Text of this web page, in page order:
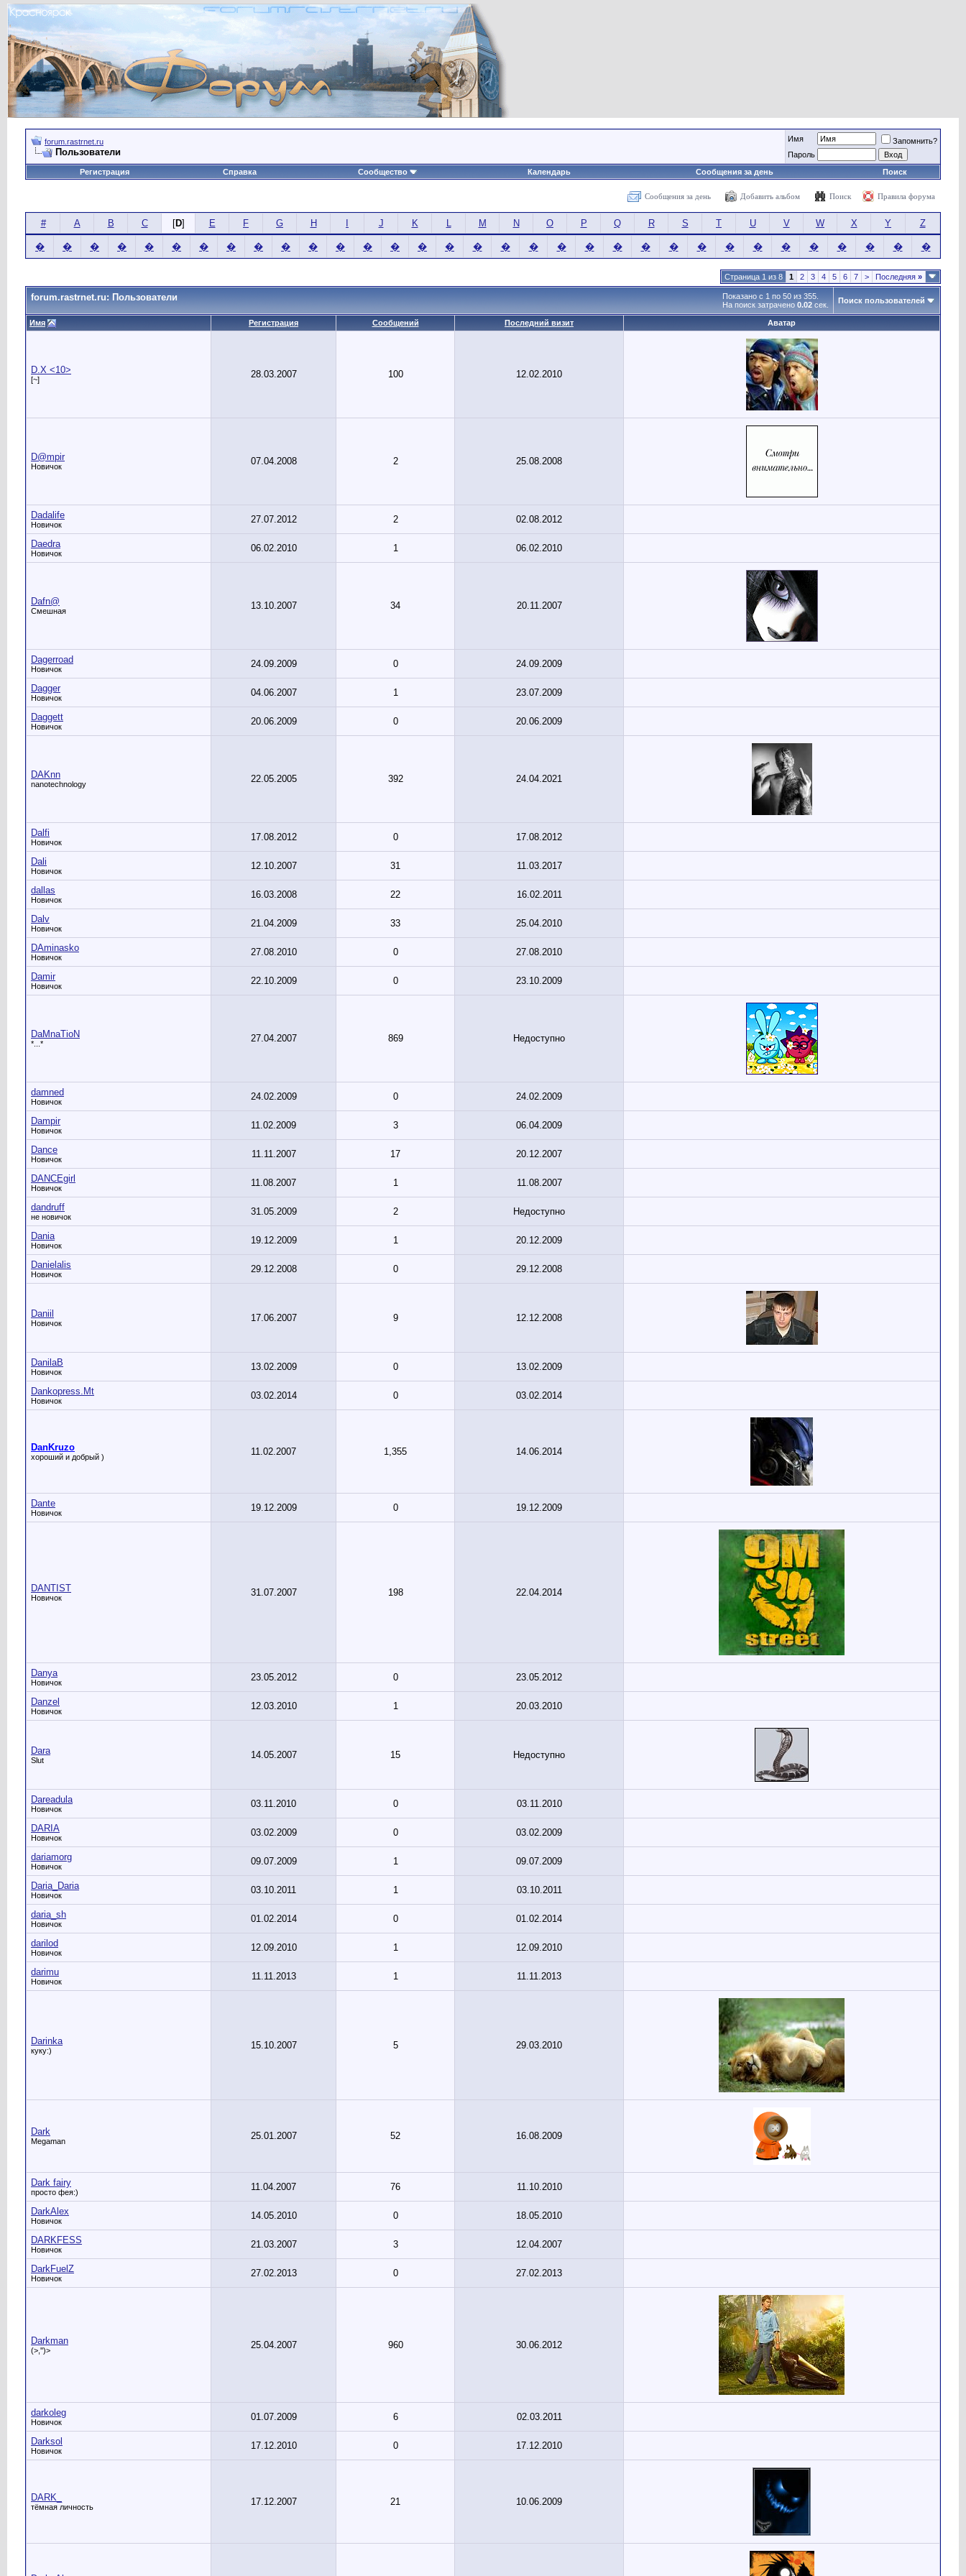
forum.rastrnet.ru
Пользователи
Имя
Запомнить?
Пароль
Регистрация
Справка Сообщество Календарь Сообщения за день Поиск
Сообщения за день Добавить альбом Поиск Правила форума
# A B C [D] E F G H J K L M N O P Q R S T U V W X Y Z
� � � � � � � � � � � � � � � � � � � � � � � � � � � � � � � � �
Страница 1 из 8 1 2 3 4 5 6 7 > Последняя »
Показано с 1 по 50 из 355.
На поиск затрачено 0.02 сек.
forum.rastrnet.ru: Пользователи Поиск пользователей
Имя Регистрация Сообщений Последний визит Аватар
D.X <10>
[~] 28.03.2007 100 12.02.2010
D@mpir
Новичок 07.04.2008 2 25.08.2008
Dadalife
Новичок 27.07.2012 2 02.08.2012
Daedra
Новичок 06.02.2010 1 06.02.2010
Dafn@
Смешная 13.10.2007 34 20.11.2007
Dagerroad
Новичок 24.09.2009 0 24.09.2009
Dagger
Новичок 04.06.2007 1 23.07.2009
Daggett
Новичок 20.06.2009 0 20.06.2009
DAKnn
nanotechnology 22.05.2005 392 24.04.2021
Dalfi
Новичок 17.08.2012 0 17.08.2012
Dali
Новичок 12.10.2007 31 11.03.2017
dallas
Новичок 16.03.2008 22 16.02.2011
Dalv
Новичок 21.04.2009 33 25.04.2010
DAminasko
Новичок 27.08.2010 0 27.08.2010
Damir
Новичок 22.10.2009 0 23.10.2009
DaMnaTioN
*...* 27.04.2007 869 Недоступно
damned
Новичок 24.02.2009 0 24.02.2009
Dampir
Новичок 11.02.2009 3 06.04.2009
Dance
Новичок 11.11.2007 17 20.12.2007
DANCEgirl
Новичок 11.08.2007 1 11.08.2007
dandruff
не новичок 31.05.2009 2 Недоступно
Dania
Новичок 19.12.2009 1 20.12.2009
Danielalis
Новичок 29.12.2008 0 29.12.2008
Daniil
Новичок 17.06.2007 9 12.12.2008
DanilaB
Новичок 13.02.2009 0 13.02.2009
Dankopress.Mt
Новичок 03.02.2014 0 03.02.2014
DanKruzo
хороший и добрый ) 11.02.2007 1,355 14.06.2014
Dante
Новичок 19.12.2009 0 19.12.2009
DANTIST
Новичок 31.07.2007 198 22.04.2014
Danya
Новичок 23.05.2012 0 23.05.2012
Danzel
Новичок 12.03.2010 1 20.03.2010
Dara
Slut 14.05.2007 15 Недоступно
Dareadula
Новичок 03.11.2010 0 03.11.2010
DARIA
Новичок 03.02.2009 0 03.02.2009
dariamorg
Новичок 09.07.2009 1 09.07.2009
Daria_Daria
Новичок 03.10.2011 1 03.10.2011
daria_sh
Новичок 01.02.2014 0 01.02.2014
darilod
Новичок 12.09.2010 1 12.09.2010
darimu
Новичок 11.11.2013 1 11.11.2013
Darinka
куку:) 15.10.2007 5 29.03.2010
Dark
Megaman 25.01.2007 52 16.08.2009
Dark fairy
просто фея:) 11.04.2007 76 11.10.2010
DarkAlex
Новичок 14.05.2010 0 18.05.2010
DARKFESS
Новичок 21.03.2007 3 12.04.2007
DarkFuelZ
Новичок 27.02.2013 0 27.02.2013
Darkman
(>,'')> 25.04.2007 960 30.06.2012
darkoleg
Новичок 01.07.2009 6 02.03.2011
Darksol
Новичок 17.12.2010 0 17.12.2010
DARK_
тёмная личность 17.12.2007 21 10.06.2009